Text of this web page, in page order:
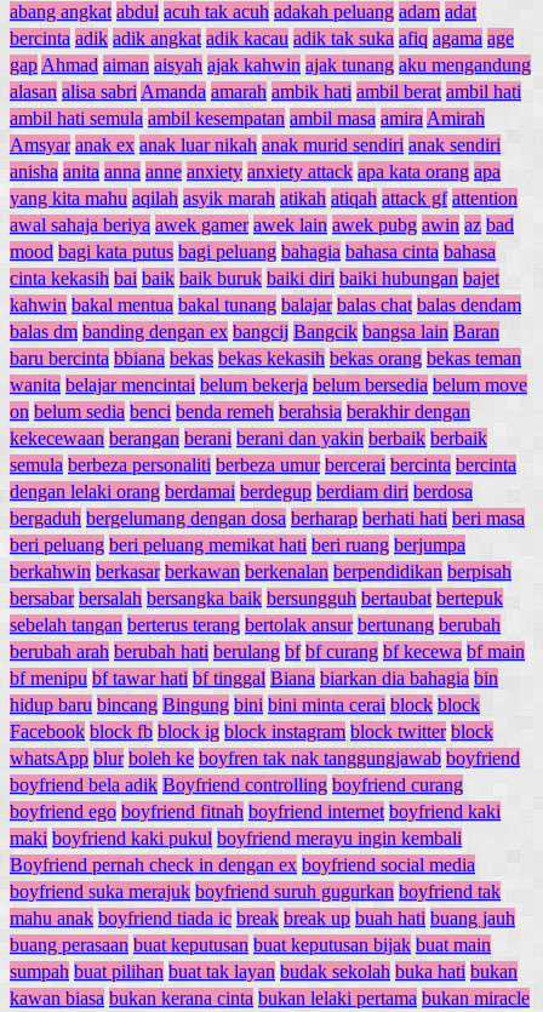
abang angkat abdul acuh tak acuh adakah peluang adam adat
bercinta adik adik angkat adik kacau adik tak suka afiq agama age
gap Ahmad aiman aisyah ajak kahwin ajak tunang aku mengandung
alasan alisa sabri Amanda amarah ambik hati ambil berat ambil hati
ambil hati semula ambil kesempatan ambil masa amira Amirah
Amsyar anak ex anak luar nikah anak murid sendiri anak sendiri
anisha anita anna anne anxiety anxiety attack apa kata orang apa
yang kita mahu aqilah asyik marah atikah atiqah attack gf attention
awal sahaja beriya awek gamer awek lain awek pubg awin az bad
mood bagi kata putus bagi peluang bahagia bahasa cinta bahasa
cinta kekasih bai baik baik buruk baiki diri baiki hubungan bajet
kahwin bakal mentua bakal tunang balajar balas chat balas dendam
balas dm banding dengan ex bangcij Bangcik bangsa lain Baran
baru bercinta bbiana bekas bekas kekasih bekas orang bekas teman
wanita belajar mencintai belum bekerja belum bersedia belum move
on belum sedia benci benda remeh berahsia berakhir dengan
kekecewaan berangan berani berani dan yakin berbaik berbaik
semula berbeza personaliti berbeza umur bercerai bercinta bercinta
dengan lelaki orang berdamai berdegup berdiam diri berdosa
bergaduh bergelumang dengan dosa berharap berhati hati beri masa
beri peluang beri peluang memikat hati beri ruang berjumpa
berkahwin berkasar berkawan berkenalan berpendidikan berpisah
bersabar bersalah bersangka baik bersungguh bertaubat bertepuk
sebelah tangan berterus terang bertolak ansur bertunang berubah
berubah arah berubah hati berulang bf bf curang bf kecewa bf main
bf menipu bf tawar hati bf tinggal Biana biarkan dia bahagia bin
hidup baru bincang Bingung bini bini minta cerai block block
Facebook block fb block ig block instagram block twitter block
whatsApp blur boleh ke boyfren tak nak tanggungjawab boyfriend
boyfriend bela adik Boyfriend controlling boyfriend curang
boyfriend ego boyfriend fitnah boyfriend internet boyfriend kaki
maki boyfriend kaki pukul boyfriend merayu ingin kembali
Boyfriend pernah check in dengan ex boyfriend social media
boyfriend suka merajuk boyfriend suruh gugurkan boyfriend tak
mahu anak boyfriend tiada ic break break up buah hati buang jauh
buang perasaan buat keputusan buat keputusan bijak buat main
sumpah buat pilihan buat tak layan budak sekolah buka hati bukan
kawan biasa bukan kerana cinta bukan lelaki pertama bukan miracle